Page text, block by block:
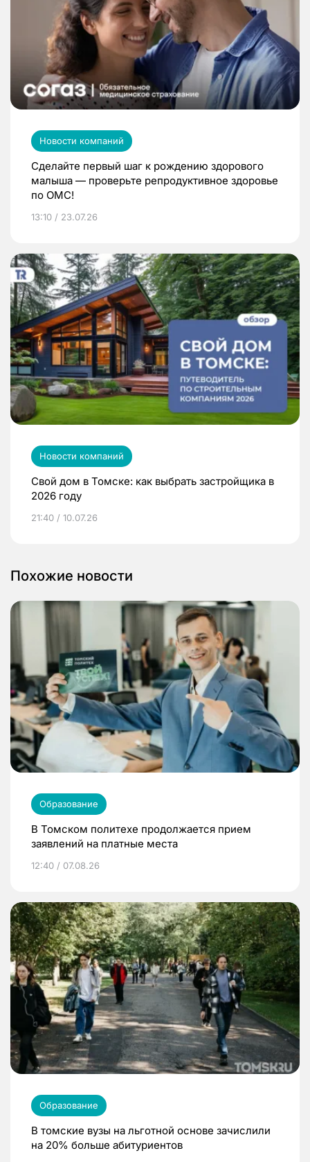
Новости компаний
Сделайте первый шаг к рождению здорового
малыша — проверьте репродуктивное здоровье
по ОМС!
13:10 / 23.07.26
Новости компаний
Свой дом в Томске: как выбрать застройщика в
2026 году
21:40 / 10.07.26
Похожие новости
Образование
В Томском политехе продолжается прием
заявлений на платные места
12:40 / 07.08.26
Образование
В томские вузы на льготной основе зачислили
на 20% больше абитуриентов